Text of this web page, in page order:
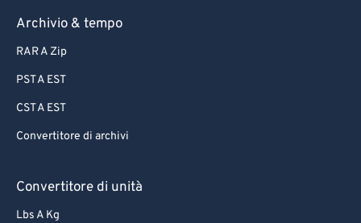
Archivio & tempo
RAR A Zip
PST A EST
CST A EST
Convertitore di archivi
Convertitore di unità
Lbs A Kg